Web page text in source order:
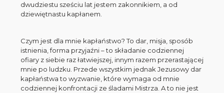
dwudziestu sześciu lat jestem zakonnikiem, a od
dziewiętnastu kapłanem.
Czym jest dla mnie kapłaństwo? To dar, misja, sposób
istnienia, forma przyjaźni – to składanie codziennej
ofiary z siebie raz łatwiejszej, innym razem przerastającej
mnie po ludzku. Przede wszystkim jednak Jezusowy dar
kapłaństwa to wyzwanie, które wymaga od mnie
codziennej konfrontacji ze śladami Mistrza. A to nie jest